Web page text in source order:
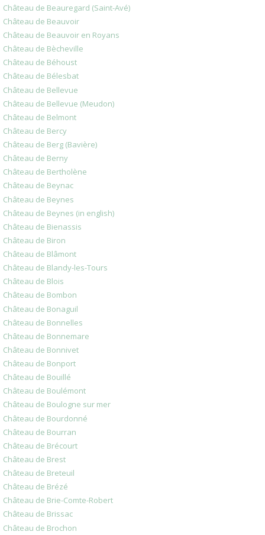
Château de Beauregard (Saint-Avé)
Château de Beauvoir
Château de Beauvoir en Royans
Château de Bècheville
Château de Béhoust
Château de Bélesbat
Château de Bellevue
Château de Bellevue (Meudon)
Château de Belmont
Château de Bercy
Château de Berg (Bavière)
Château de Berny
Château de Bertholène
Château de Beynac
Château de Beynes
Château de Beynes (in english)
Château de Bienassis
Château de Biron
Château de Blâmont
Château de Blandy-les-Tours
Château de Blois
Château de Bombon
Château de Bonaguil
Château de Bonnelles
Château de Bonnemare
Château de Bonnivet
Château de Bonport
Château de Bouillé
Château de Boulémont
Château de Boulogne sur mer
Château de Bourdonné
Château de Bourran
Château de Brécourt
Château de Brest
Château de Breteuil
Château de Brézé
Château de Brie-Comte-Robert
Château de Brissac
Château de Brochon